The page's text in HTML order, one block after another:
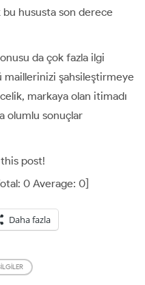
bu hususta son derece
da çok fazla ilgi
şahsileştirmeye
markaya olan itimadı
olumlu sonuçlar
post!
0Average: 0]
Daha fazla